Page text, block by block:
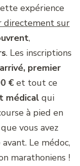
expérience
directement sur
,
. Les inscriptions
premier
€ et tout ce
médical qui
à pied en
vous avez
Le médoc,
marathoniens !